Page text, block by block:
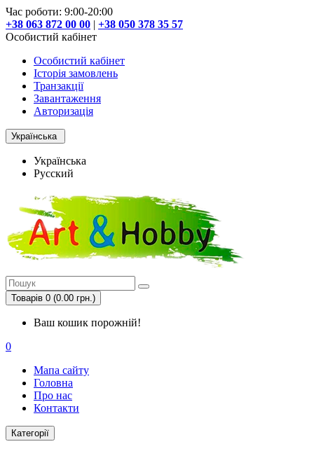
Час роботи: 9:00-20:00
+38 063 872 00 00 | +38 050 378 35 57
Особистий кабінет
Особистий кабінет
Історія замовлень
Транзакції
Завантаження
Авторизація
Українська
Українська
Русский
Товарів 0 (0.00 грн.)
Ваш кошик порожній!
0
Мапа сайту
Головна
Про нас
Контакти
Категорії